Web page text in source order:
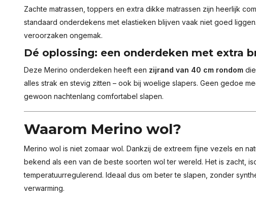
Zachte matrassen, toppers en extra dikke matrassen zijn heerlijk
standaard onderdekens met elastieken blijven vaak niet goed
veroorzaken ongemak.
Dé oplossing: een onderdeken met extra
Deze Merino onderdeken heeft een zijrand van 40 cm rondom
alles strak en stevig zitten – ook bij woelige slapers. Geen gedoe
gewoon nachtenlang comfortabel slapen.
Waarom Merino wol?
Merino wol is niet zomaar wol. Dankzij de extreem fijne vezels en
bekend als een van de beste soorten wol ter wereld. Het is zacht,
temperatuurregulerend. Ideaal dus om beter te slapen, zonder
verwarming.